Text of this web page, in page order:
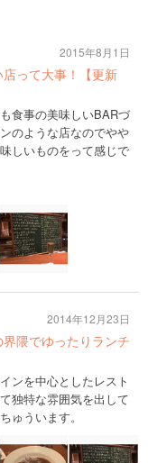
って大事！【更新
食事の美味しいBARづ
のような店なのでやや
しいものをって感じで
2015年8月1日
隈でゆったりランチ
ンを中心としたレスト
独特な雰囲気を出して
ゅういます。
2014年12月23日